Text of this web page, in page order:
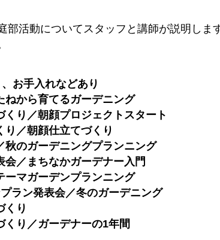
活動についてスタッフと講師が説明しま
お手入れなどあり
から育てるガーデニング
り／朝顔プロジェクトスタート
／朝顔仕立てづくり
のガーデニングプランニング
／まちなかガーデナー入門
マガーデンプランニング
ラン発表会／冬のガーデニング
くり
り／ガーデナーの1年間